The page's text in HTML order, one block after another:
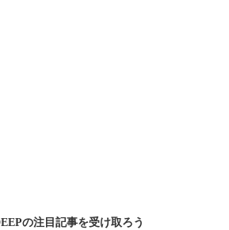
の注目記事を受け取ろう